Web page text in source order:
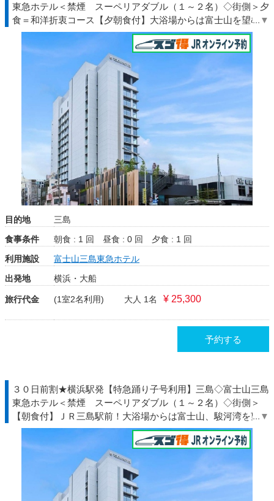
東急ホテル＜禁煙 スーペリアダブル（１～２名）◇街側＞夕
食＝和洋折衷コース【夕朝食付】大浴場からは富士山を望む大
絶景！◆伊豆◇ＪＲきっぷ駅受取
目的地
三島
食事条件
朝食 : 1 回 昼食 : 0 回
夕食 : 1 回
利用施設
富士山三島東急ホテル
出発地
横浜・大船
旅行代金 (1室2名利用) 大人 1名 ¥ 25,300
予約する
３０日前割★横浜駅発【特急踊り子号利用】三島◇富士山三島
東急ホテル＜禁煙 スーペリアダブル（１～２名）◇街側＞
【朝食付】ＪＲ三島駅前！大浴場からは富士山、駿河湾を望む
大絶景！◆伊豆◇ＪＲきっぷ駅受取